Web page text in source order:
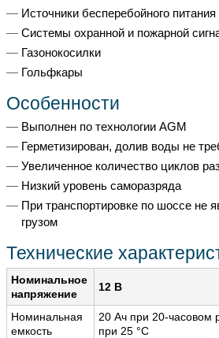
Источники бесперебойного питания
Системы охранной и пожарной
Газонокосилки
Гольфкары
Особенности
Выполнен по технологии AGM
Герметизирован, долив воды не
Увеличенное количество циклов
Низкий уровень саморазряда
При транспортировке по шоссе не
грузом
Технические
Номинальное
напряжение
12 В
Номинальная
емкость
20 Ач при 20-часовом
при 25 °С